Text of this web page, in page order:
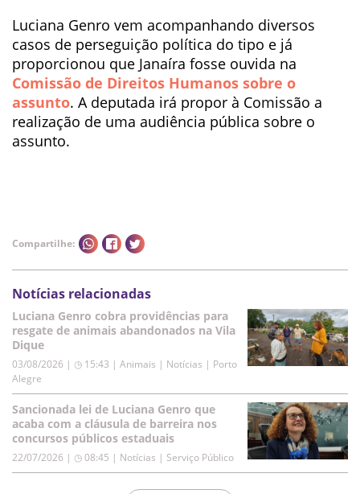
Luciana Genro vem acompanhando diversos
casos de perseguição política do tipo e já
proporcionou que Janaíra fosse ouvida na
Comissão de Direitos Humanos sobre o
assunto. A deputada irá propor à Comissão a
realização de uma audiência pública sobre o
assunto.
Compartilhe:
Notícias relacionadas
Luciana Genro cobra providências para
resgate de animais abandonados na Vila
Dique
03/08/2026 | ◷ 15:43 | Animais | Notícias | Porto
Alegre
Sancionada lei de Luciana Genro que
acaba com a cláusula de barreira nos
concursos públicos estaduais
22/07/2026 | ◷ 08:45 | Notícias | Serviço Público